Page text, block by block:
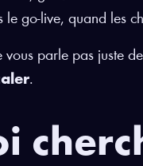
go-live, quand les
vous parle pas juste
.